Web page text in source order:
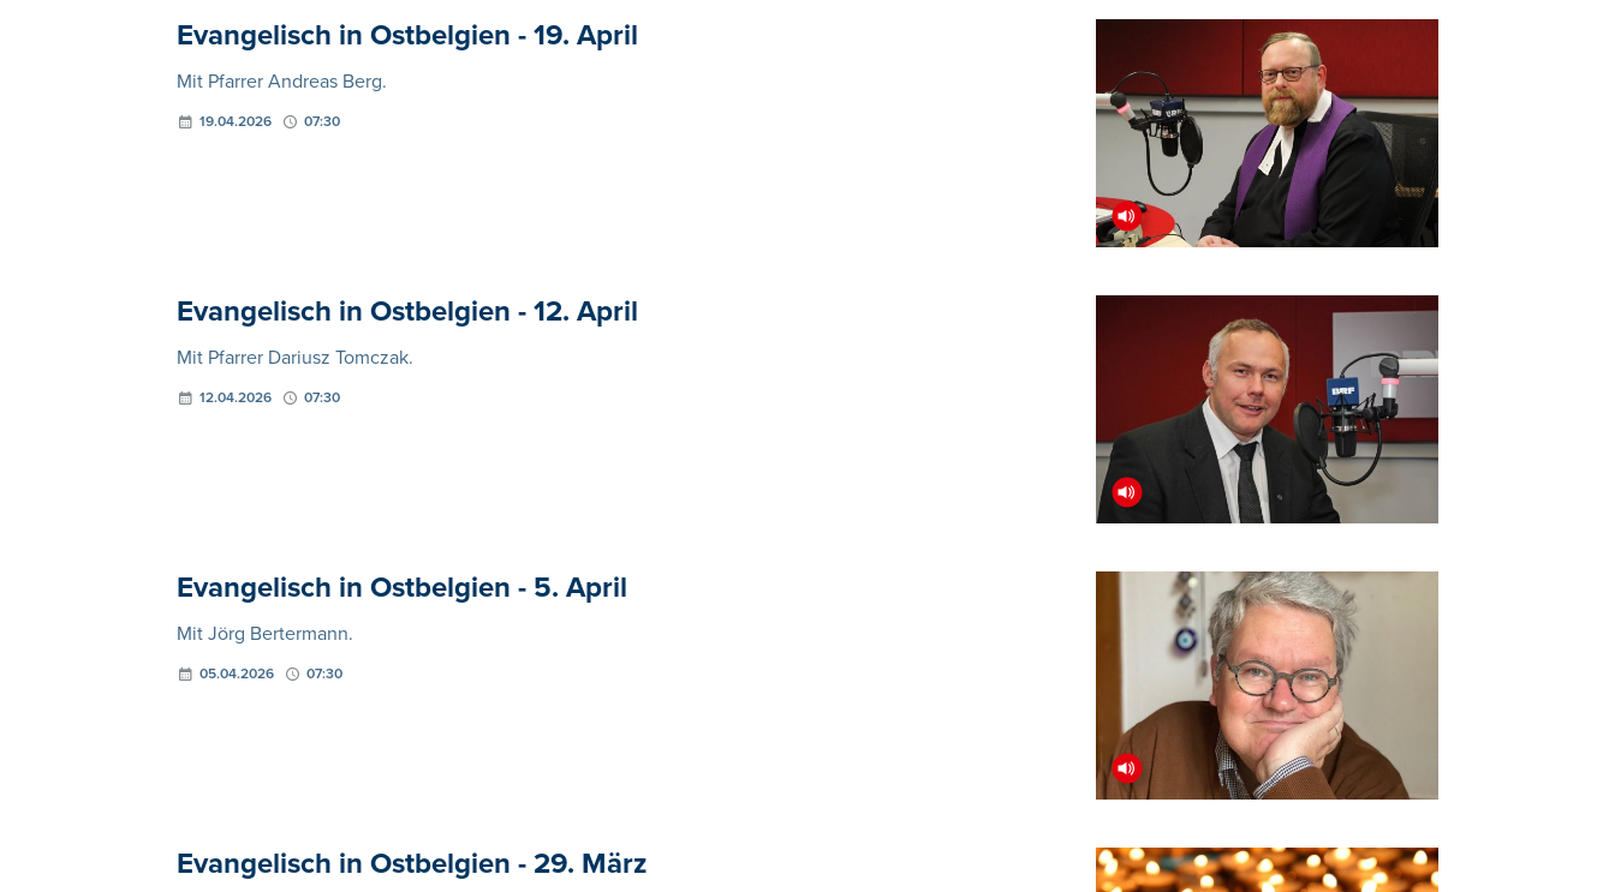
Evangelisch in Ostbelgien - 19. April
Mit Pfarrer Andreas Berg.
19.04.2026 07:30
Evangelisch in Ostbelgien - 12. April
Mit Pfarrer Dariusz Tomczak.
12.04.2026 07:30
Evangelisch in Ostbelgien - 5. April
Mit Jörg Bertermann.
05.04.2026 07:30
Evangelisch in Ostbelgien - 29. März